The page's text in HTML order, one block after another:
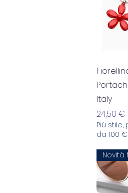
Italy
Prix
24,50 €
Più stile,
da 100
Novità